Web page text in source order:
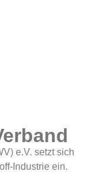
e.V. setzt sich
Industrie ein.